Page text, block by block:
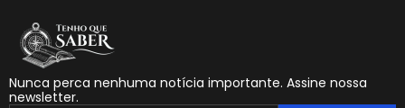
Nunca perca nenhuma notícia importante. Assine nossa
newsletter.